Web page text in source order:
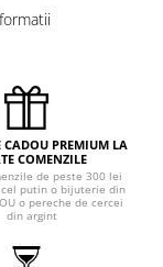
CADOU PREMIUM LA
COMENZILE
de peste 300 lei
putin o bijuterie din
o pereche de cercei
din argint